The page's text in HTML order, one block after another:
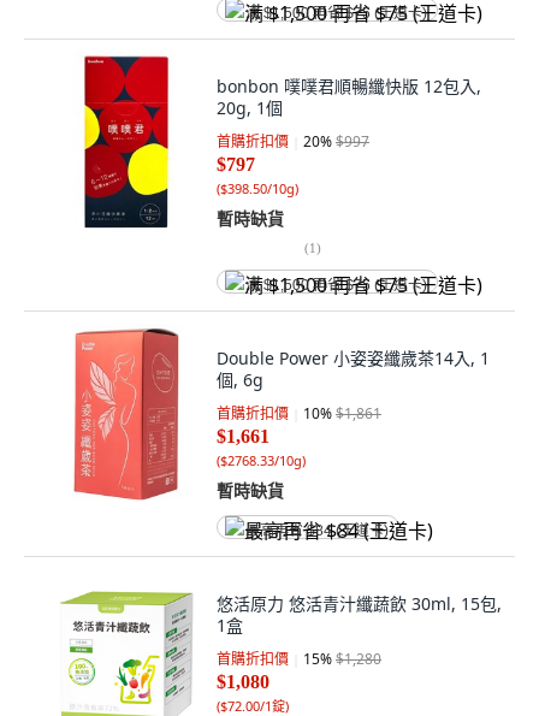
满 $1,500 再省 $75 (王道卡)
bonbon 噗噗君順暢纖快版 12包入,
20g, 1個
首購折扣價 20%$997
$797
($398.50/10g)
暫時缺貨
(1)
满 $1,500 再省 $75 (王道卡)
Double Power 小姿姿纖歲茶14入, 1
個, 6g
首購折扣價 10%$1,861
$1,661
($2768.33/10g)
暫時缺貨
最高再省 $84 (王道卡)
悠活原力 悠活青汁纖蔬飲 30ml, 15包,
1盒
首購折扣價 15%$1,280
$1,080
($72.00/1錠)